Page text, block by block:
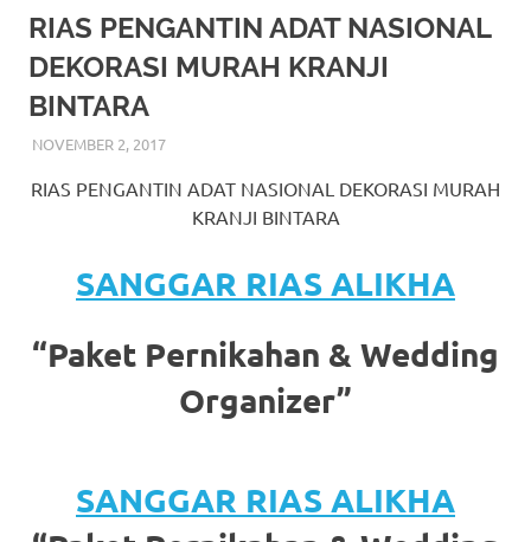
More
hints
rolex
replica.
my
https://www.watchesf.com.
To
about
https://www.watchesb.com.
RIAS PENGANTIN ADAT NASIONAL
DEKORASI MURAH KRANJI
BINTARA
NOVEMBER 2, 2017RIASALIKHA
BEKASI
RIAS PENGANTIN
RIAS PENGANTIN ADAT NASIONAL DEKORASI MURAH
KRANJI BINTARA
SANGGAR RIAS ALIKHA
“Paket Pernikahan & Wedding
Organizer”
SANGGAR RIAS ALIKHA